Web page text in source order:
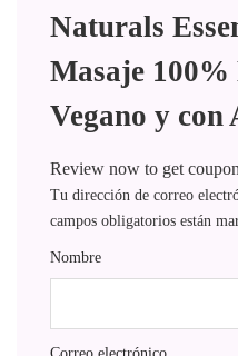
Naturals
Masaje
Vegano y
Review now to get
Tu dirección de correo
campos obligatorios están
Nombre